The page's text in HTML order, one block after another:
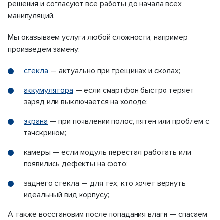
решения и согласуют все работы до начала всех
манипуляций.
Мы оказываем услуги любой сложности, например
произведем замену:
стекла — актуально при трещинах и сколах;
аккумулятора — если смартфон быстро теряет
заряд или выключается на холоде;
экрана — при появлении полос, пятен или проблем с
тачскрином;
камеры — если модуль перестал работать или
появились дефекты на фото;
заднего стекла — для тех, кто хочет вернуть
идеальный вид корпусу;
А также восстановим после попадания влаги — спасаем